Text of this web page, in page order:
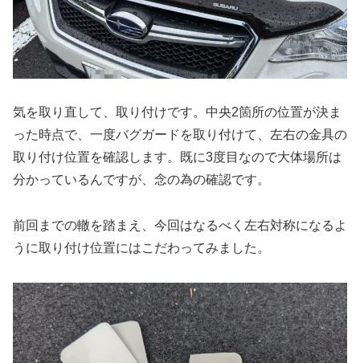
気を取り直して、取り付けです。中央2箇所の位置が決ま
った時点で、一度バグガードを取り付けて、左右の金具の
取り付け位置を確認します。既に3度目なので大体場所は
分かっているんですが、念の為の確認です。
前回までの轍を踏まえ、今回はなるべく左右対称になるよ
うに取り付け位置にはこだわってみました。